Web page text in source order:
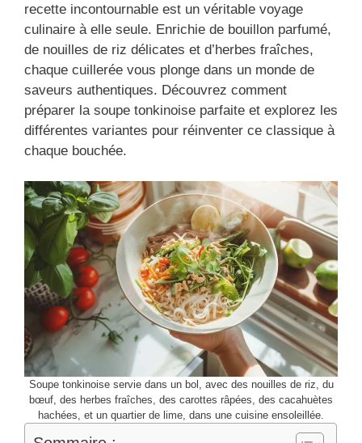
recette incontournable est un véritable voyage
culinaire à elle seule. Enrichie de bouillon parfumé,
de nouilles de riz délicates et d’herbes fraîches,
chaque cuillerée vous plonge dans un monde de
saveurs authentiques. Découvrez comment
préparer la soupe tonkinoise parfaite et explorez les
différentes variantes pour réinventer ce classique à
chaque bouchée.
Soupe tonkinoise servie dans un bol, avec des nouilles de riz, du
bœuf, des herbes fraîches, des carottes râpées, des cacahuètes
hachées, et un quartier de lime, dans une cuisine ensoleillée.